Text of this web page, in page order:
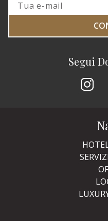
Segui